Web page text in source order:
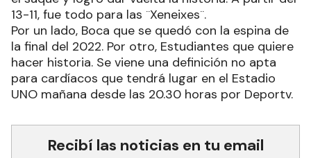
13-11, fue todo para las ¨Xeneixes¨.
Por un lado, Boca que se quedó con la espina de
la final del 2022. Por otro, Estudiantes que quiere
hacer historia. Se viene una definición no apta
para cardíacos que tendrá lugar en el Estadio
UNO mañana desde las 20.30 horas por Deportv.
Recibí las noticias en tu email